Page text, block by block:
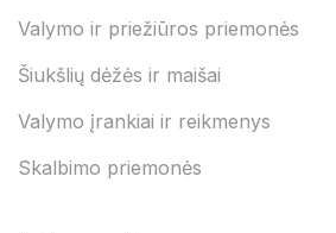
Valymo ir priežiūros priemonės
Šiukšlių dėžės ir maišai
Valymo įrankiai ir reikmenys
Skalbimo priemonės